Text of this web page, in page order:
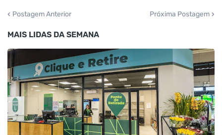
Postagem Anterior Próxima Postagem
MAIS LIDAS DA SEMANA